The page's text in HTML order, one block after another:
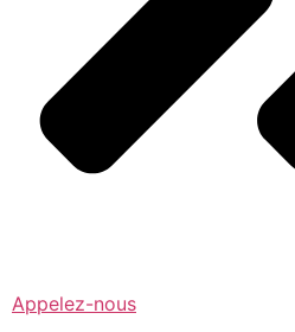
Appelez-nous